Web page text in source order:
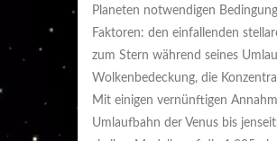
Planeten notwendigen
Faktoren: den einfallenden
zum Stern während seines
Wolkenbedeckung, die
Mit einigen vernünftigen
Umlaufbahn der Venus bis